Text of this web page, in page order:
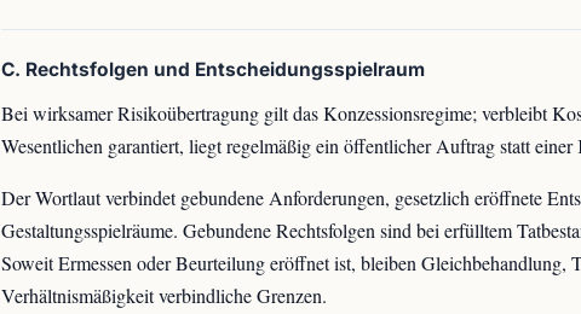
C. Rechtsfolgen und Entscheidungsspielraum
Bei wirksamer Risikoübertragung gilt das Konzessionsregime; verbleibt
Wesentlichen garantiert, liegt regelmäßig ein öffentlicher Auftrag statt einer
Der Wortlaut verbindet gebundene Anforderungen, gesetzlich eröffnete
Gestaltungsspielräume. Gebundene Rechtsfolgen sind bei erfülltem
Soweit Ermessen oder Beurteilung eröffnet ist, bleiben Gleichbehandlung,
Verhältnismäßigkeit verbindliche Grenzen.